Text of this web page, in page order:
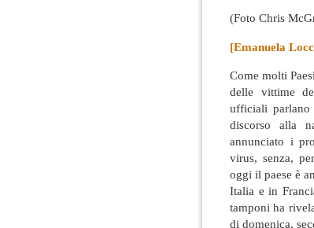
(Foto Chris
[Emanuela
Come molti
delle vittime
ufficiali
discorso alla
annunciato i
virus, senza,
oggi il paese è
Italia e in
tamponi ha
di domenica,